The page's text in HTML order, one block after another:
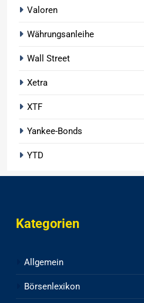
Valoren
Währungsanleihe
Wall Street
Xetra
XTF
Yankee-Bonds
YTD
Kategorien
Allgemein
Börsenlexikon